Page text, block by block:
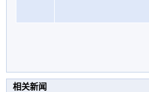
相关新闻